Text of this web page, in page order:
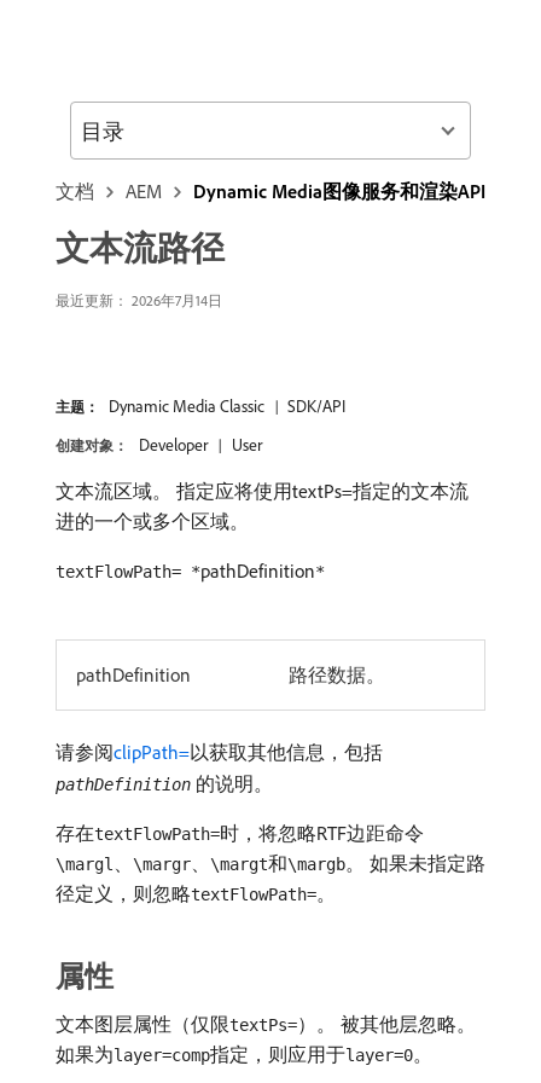
文档 AEM Dynamic Media图像服务和渲染API
文本流路径
最近更新： 2026年7月14日
主题： Dynamic Media Classic SDK/API
创建对象： Developer User
文本流区域。 指定应将使用textPs=指定的文本流
进的一个或多个区域。
textFlowPath= *pathDefinition*
pathDefinition 路径数据。
请参阅clipPath=以获取其他信息，包括​
pathDefinition ​的说明。
存在textFlowPath=时，将忽略RTF边距命令
\margl 、 \margr、 \margt和\margb。 如果未指定路
径定义，则忽略textFlowPath=。
属性
文本图层属性（仅限textPs=）。 被其他层忽略。
如果为layer=comp指定，则应用于layer=0。
目录